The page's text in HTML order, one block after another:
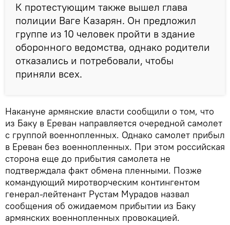
К протестующим также вышел глава
полиции Ваге Казарян. Он предложил
группе из 10 человек пройти в здание
оборонного ведомства, однако родители
отказались и потребовали, чтобы
приняли всех.
Накануне армянские власти сообщили о том, что
из Баку в Ереван направляется очередной самолет
с группой военнопленных. Однако самолет прибыл
в Ереван без военнопленных. При этом российская
сторона еще до прибытия самолета не
подтверждала факт обмена пленными. Позже
командующий миротворческим контингентом
генерал-лейтенант Рустам Мурадов назвал
сообщения об ожидаемом прибытии из Баку
армянских военнопленных провокацией.